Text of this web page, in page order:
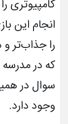
کامپیوتری
انجام این
را جذاب‌تر
که در
سوال در
وجود دارد.